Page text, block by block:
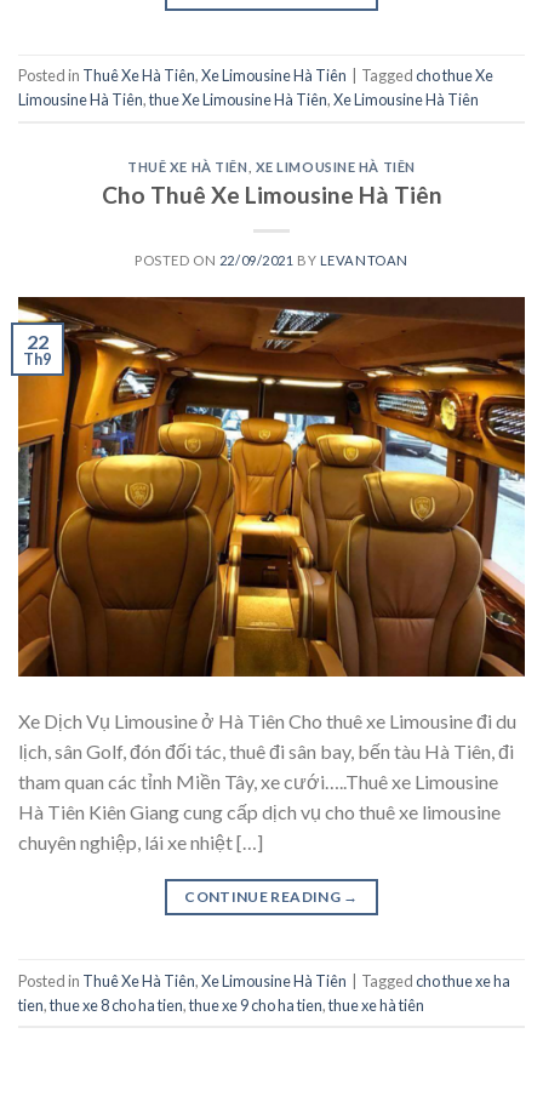
Posted in Thuê Xe Hà Tiên,Xe Limousine Hà Tiên Taggedcho thue Xe
Limousine Hà Tiên,thue Xe Limousine Hà Tiên,Xe Limousine Hà Tiên
THUÊ XE HÀ TIÊN XE LIMOUSINE HÀ TIÊN
Cho Thuê Xe Limousine Hà Tiên
POSTED ON 22/09/2021 BY LEVANTOAN
22
Th9
Xe Dịch Vụ Limousine ở Hà Tiên Cho thuê xe Limousine đi du
lịch, sân Golf, đón đối tác, thuê đi sân bay, bến tàu Hà Tiên, đi
tham quan các tỉnh Miền Tây, xe cưới…..Thuê xe Limousine
Hà Tiên Kiên Giang cung cấp dịch vụ cho thuê xe limousine
chuyên nghiệp, lái xe nhiệt […]
CONTINUE READING →
Posted in Thuê Xe Hà Tiên,Xe Limousine Hà Tiên | Taggedcho thue xe ha
tien,thue xe 8 cho ha tien,thue xe 9 cho ha tien,thue xe hà tiên